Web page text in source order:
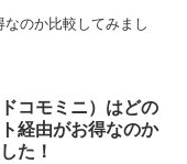
のか比較してみまし
コモミニ）はどの
経由がお得なのか
た！